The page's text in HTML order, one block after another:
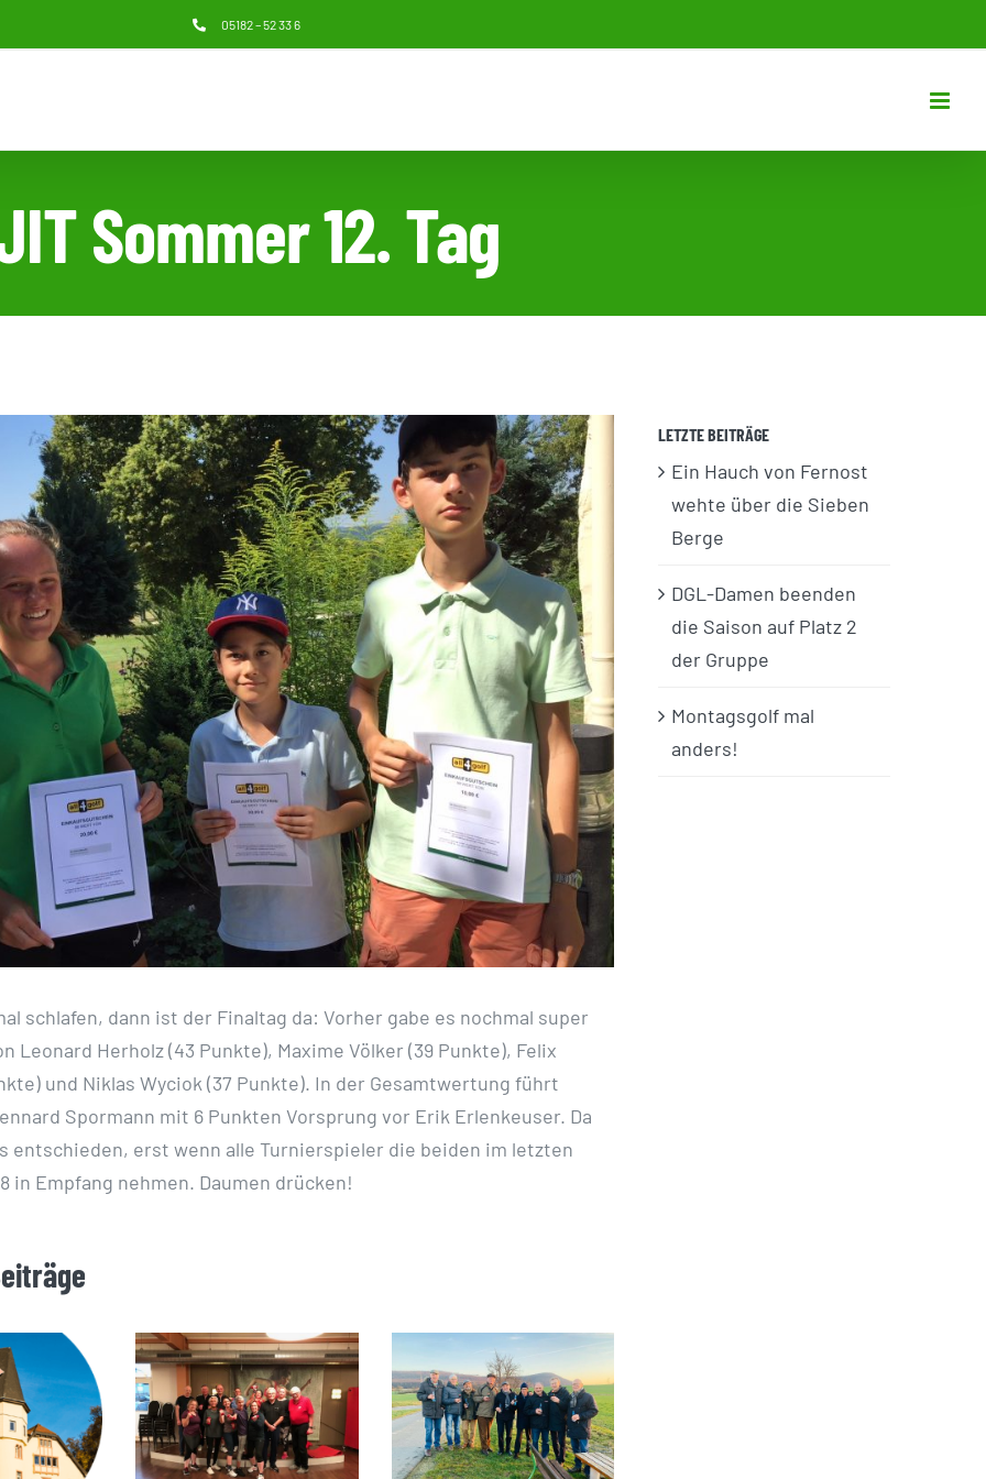
05182 – 52 33 6
Sommer 12. Tag
schlafen, dann ist der Finaltag da: Vorher gabe es nochmal super
Leonard Herholz (43 Punkte), Maxime Völker (39 Punkte), Felix
und Niklas Wyciok (37 Punkte). In der Gesamtwertung führt
Spormann mit 6 Punkten Vorsprung vor Erik Erlenkeuser. Da
entschieden, erst wenn alle Turnierspieler die beiden im letzten
in Empfang nehmen. Daumen drücken!
LETZTE BEITRÄGE
Ein Hauch von Fernost
wehte über die Sieben
Berge
DGL-Damen beenden
die Saison auf Platz 2
der Gruppe
Montagsgolf mal
anders!